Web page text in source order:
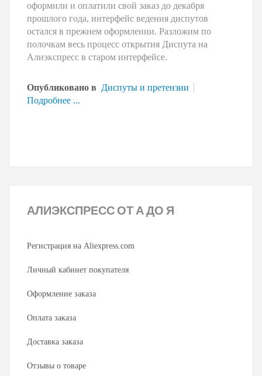
оформили и оплатили свой заказ до декабря
прошлого года, интерфейс ведения диспутов
остался в прежнем оформлении. Разложим по
полочкам весь процесс открытия Диспута на
Алиэкспресс в старом интерфейсе.
Опубликовано в Диспуты и претензии
Подробнее ...
АЛИЭКСПРЕСС ОТ А ДО Я
Регистрация на Aliexpress.com
Личный кабинет покупателя
Оформление заказа
Оплата заказа
Доставка заказа
Отзывы о товаре